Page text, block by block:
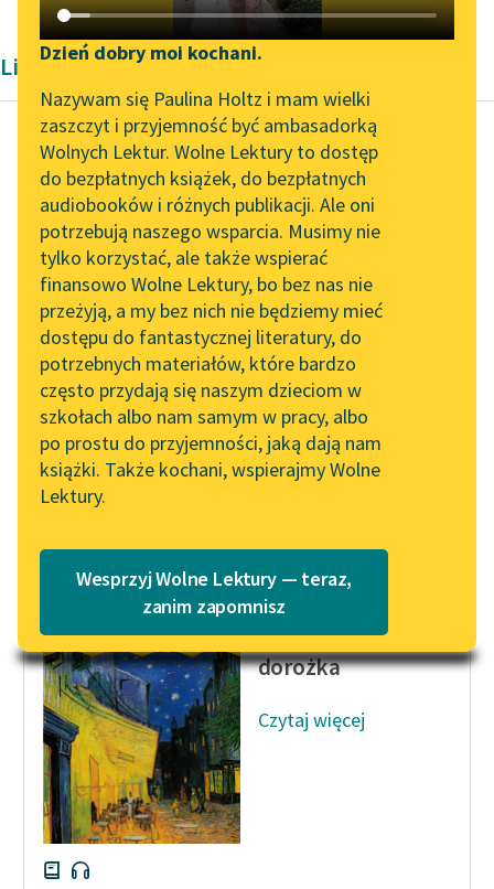
Katalog DAISY
Podkasty o książkach
Zgłoś brak utworu
Aktualności
„Prokurator Alicja Horn”
do słuchania
Byliśmy częścią AI Impact
Lab
Zapraszamy na spotkanie
online z tłumaczkami
literatury skandynawskiej
Spotkanie z Katarzyną
Tunkiel w Oslo
102. lata temu zmarł
Joseph Conrad
Lektury szkolne i klasyka
literatury do słuchania dla
uczennic i uczniów z
niepełnosprawnościami
E-kolekcja lektur
szkolnych i literatury do
słuchania dla uczennic i
uczniów z
niepełnosprawnościami
Feministyczne inspiracje.
Narzędzia
Mapa Wolnych Lektur
Leśmianator
Przewodnik dla piszących i
czytających
API
OAI-PMH
Widget Wolnych Lektur
Przypisy
Katalog w formacie PDF
Dzień dobry moi kochani.
Nazywam się Paulina Holtz i mam wielki
zaszczyt i przyjemność być ambasadorką
Wolnych Lektur. Wolne Lektury to dostęp
do bezpłatnych książek, do bezpłatnych
audiobooków i różnych publikacji. Ale oni
potrzebują naszego wsparcia. Musimy nie
tylko korzystać, ale także wspierać
finansowo Wolne Lektury, bo bez nas nie
przeżyją, a my bez nich nie będziemy mieć
dostępu do fantastycznej literatury, do
potrzebnych materiałów, które bardzo
często przydają się naszym dzieciom w
szkołach albo nam samym w pracy, albo
po prostu do przyjemności, jaką dają nam
książki. Także kochani, wspierajmy Wolne
Lektury.
Wesprzyj Wolne Lektury — teraz,
zanim zapomnisz
Liryka Konstantego Ildefonsa Gałczyńskiego
Konstanty Ildefons
Gałczyński
Fałszywy adres
Jakaś rogatka, okrągła
budowla,
Londyn ze snu.
Pochyłość okrągła,
dzielnica niedobra —
nie, to nie tu...
Czytaj więcej
Konstanty Ildefons
Gałczyński
Zaczarowana
dorożka
Czytaj więcej